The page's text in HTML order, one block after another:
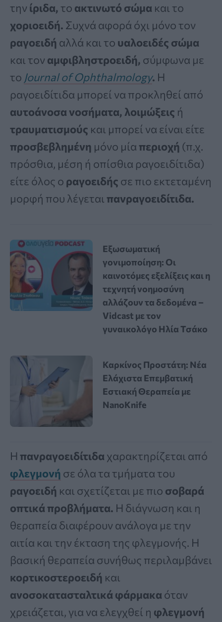
την ίριδα, το ακτινωτό σώμα και το
χοριοειδή. Συχνά αφορά όχι μόνο τον
ραγοειδή αλλά και το υαλοειδές σώμα
και τον αμφιβληστροειδή, σύμφωνα με
το Journal of Ophthalmology. Η
ραγοειδίτιδα μπορεί να προκληθεί από
αυτοάνοσα νοσήματα, λοιμώξεις ή
τραυματισμούς και μπορεί να είναι είτε
προσβεβλημένη μόνο μία περιοχή (π.χ.
πρόσθια, μέση ή οπίσθια ραγοειδίτιδα)
είτε όλος ο ραγοειδής σε πιο εκτεταμένη
μορφή που λέγεται πανραγοειδίτιδα.
Εξωσωματική
γονιμοποίηση: Οι
καινοτόμες εξελίξεις και η
τεχνητή νοημοσύνη
αλλάζουν τα δεδομένα –
Vidcast με τον
γυναικολόγο Ηλία Τσάκο
Καρκίνος Προστάτη: Νέα
Ελάχιστα Επεμβατική
Εστιακή Θεραπεία με
NanoKnife
Η πανραγοειδίτιδα χαρακτηρίζεται από
φλεγμονή σε όλα τα τμήματα του
ραγοειδή και σχετίζεται με πιο σοβαρά
οπτικά προβλήματα. Η διάγνωση και η
θεραπεία διαφέρουν ανάλογα με την
αιτία και την έκταση της φλεγμονής. Η
βασική θεραπεία συνήθως περιλαμβάνει
κορτικοστεροειδή και
ανοσοκατασταλτικά φάρμακα όταν
χρειάζεται, για να ελεγχθεί η φλεγμονή